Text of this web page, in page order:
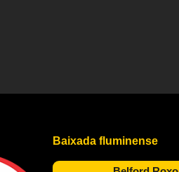
Baixada fluminense